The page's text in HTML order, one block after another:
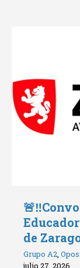
de
Grupo A2,
julio 27, 2026